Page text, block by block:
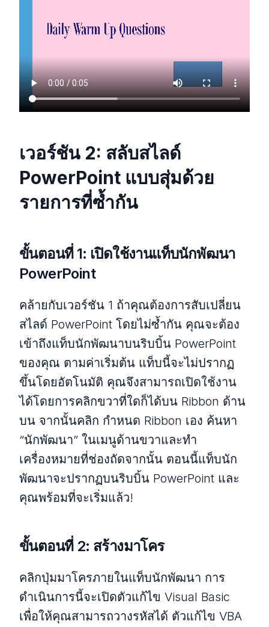
เวอร์ชัน 2: สลับสไลด์
PowerPoint แบบสุ่มด้วย
รายการที่ซ้ำกัน
ขั้นตอนที่ 1: เปิดใช้งานแท็บนักพัฒนา
PowerPoint
คล้ายกับเวอร์ชัน 1 ถ้าคุณต้องการสับเปลี่ยน
สไลด์ PowerPoint โดยไม่ซ้ำกัน คุณจะต้อง
เข้าถึงแท็บนักพัฒนาบนริบบิ้น PowerPoint
ของคุณ ตามค่าเริ่มต้น แท็บนี้จะไม่ปรากฏ
ขึ้นโดยอัตโนมัติ คุณจึงสามารถเปิดใช้งาน
ได้โดยการคลิกขวาที่ใดก็ได้บน Ribbon ด้าน
บน จากนั้นคลิก กำหนด Ribbon เอง ค้นหา
“นักพัฒนา” ในเมนูด้านขวาและทำ
เครื่องหมายที่ช่องถัดจากนั้น ตอนนี้แท็บนัก
พัฒนาจะปรากฏบนริบบิ้น PowerPoint และ
คุณพร้อมที่จะเริ่มแล้ว!
ขั้นตอนที่ 2: สร้างมาโคร
คลิกปุ่มมาโครภายในแท็บนักพัฒนา การ
ดำเนินการนี้จะเปิดตัวแก้ไข Visual Basic
เพื่อให้คุณสามารถวางรหัสได้ ตัวแก้ไข VBA